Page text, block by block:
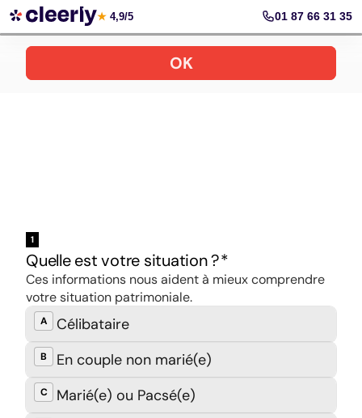
Ouvrir son PER en ligne
★ 4,9/5 01 87 66 31 35